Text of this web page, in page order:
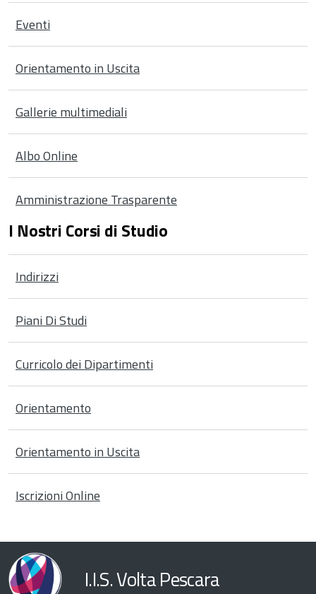
Eventi
Orientamento in Uscita
Gallerie multimediali
Albo Online
Amministrazione Trasparente
I Nostri Corsi di Studio
Indirizzi
Piani Di Studi
Curricolo dei Dipartimenti
Orientamento
Orientamento in Uscita
Iscrizioni Online
I.I.S. Volta Pescara